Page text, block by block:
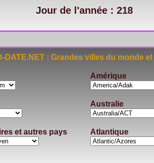
Jour de l'année : 218
DATE.NET : Grandes villes du
Amérique
Australie
et autres pays Atlantique